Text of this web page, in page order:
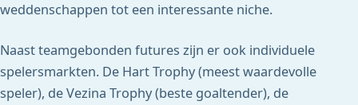
weddenschappen tot een interessante niche.
Naast teamgebonden futures zijn er ook individuele
spelersmarkten. De Hart Trophy (meest waardevolle
speler), de Vezina Trophy (beste goaltender), de